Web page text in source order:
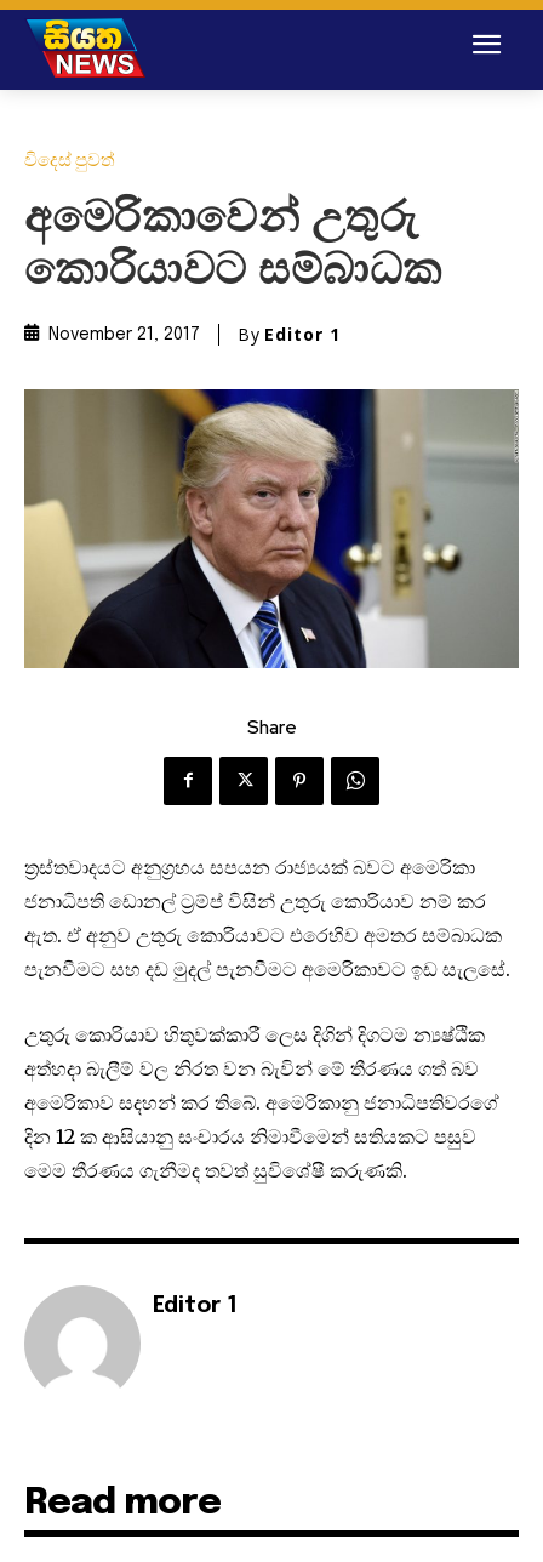
විදෙස් පුවත්
අමෙරිකාවෙන් උතුරු
කොරියාවට සම්බාධක
November 21, 2017 By Editor 1
Share
ත්‍රස්තවාදයට අනුග්‍රහය සපයන රාජ්‍යයක් බවට අමෙරිකා
ජනාධිපති ඩොනල් ට්‍රම්ප් විසින් උතුරු කොරියාව නම් කර
ඇත. ඒ අනුව උතුරු කොරියාවට එරෙහිව අමතර සම්බාධක
පැනවීමට සහ දඩ මුදල් පැනවීමට අමෙරිකාවට ඉඩ සැලසේ.
උතුරු කොරියාව හිතුවක්කාරී ලෙස දිගින් දිගටම න්‍යෂ්ඨික
අත්හදා බැලීම් වල නිරත වන බැවින් මේ තීරණය ගත් බව
අමෙරිකාව සදහන් කර තිබේ. අමෙරිකානු ජනාධිපතිවරගේ
දින 12 ක ආසියානු සංචාරය නිමාවීමෙන් සතියකට පසුව
මෙම තීරණය ගැනීමද තවත් සුවිශේෂී කරුණකි.
Editor 1
Read more